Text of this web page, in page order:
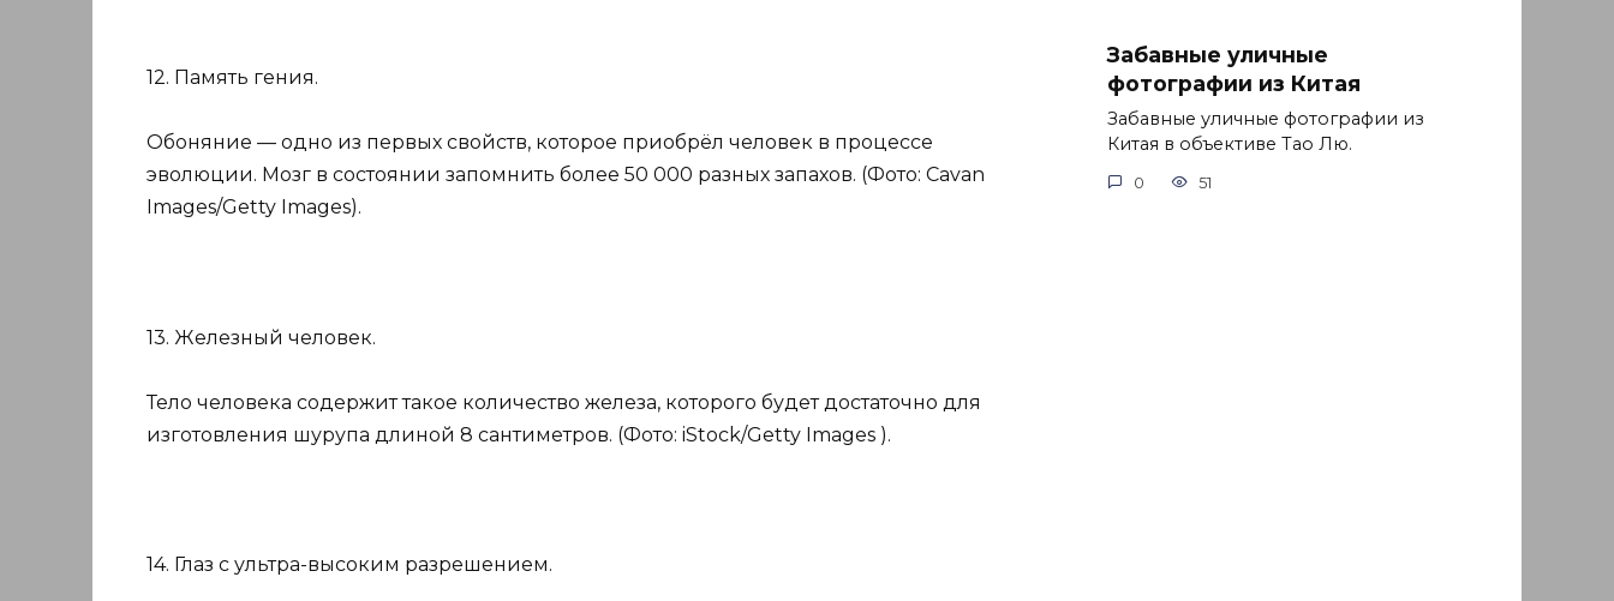
12. Память гения.
Обоняние — одно из первых свойств, которое приобрёл человек в процессе
эволюции. Мозг в состоянии запомнить более 50 000 разных запахов. (Фото: Cavan
Images/Getty Images).
13. Железный человек.
Тело человека содержит такое количество железа, которого будет достаточно для
изготовления шурупа длиной 8 сантиметров. (Фото: iStock/Getty Images ).
14. Глаз с ультра-высоким разрешением.
Забавные уличные
фотографии из Китая
Забавные уличные фотографии из
Китая в объективе Тао Лю.
0 51